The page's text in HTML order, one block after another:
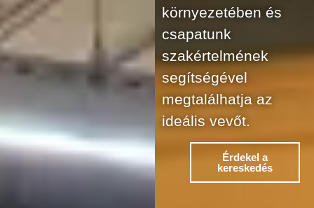
környezetében és
csapatunk
szakértelmének
segítségével
megtalálhatja az
ideális vevőt.
Érdekel a
kereskedés